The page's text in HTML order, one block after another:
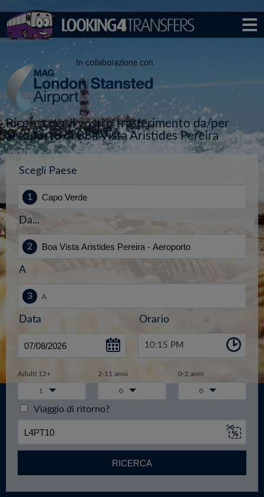
In collaborazione con
Ricerca per il vostro trasferimento da/per
aeroporto di Boa Vista Aristides Pereira
Scegli Paese
Da...
A
Data Orario
10:15 PM
Adulti 12+ 2-11 anni 0-2 anni
1 0 0
Viaggio di ritorno?
RICERCA